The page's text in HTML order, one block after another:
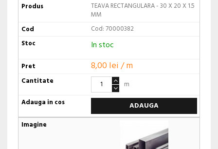
TEAVA RECTANGULARA - 30 X 20 X 1.5
MM
Cod: 70000382
In stoc
8,00 lei / m
m
ADAUGA